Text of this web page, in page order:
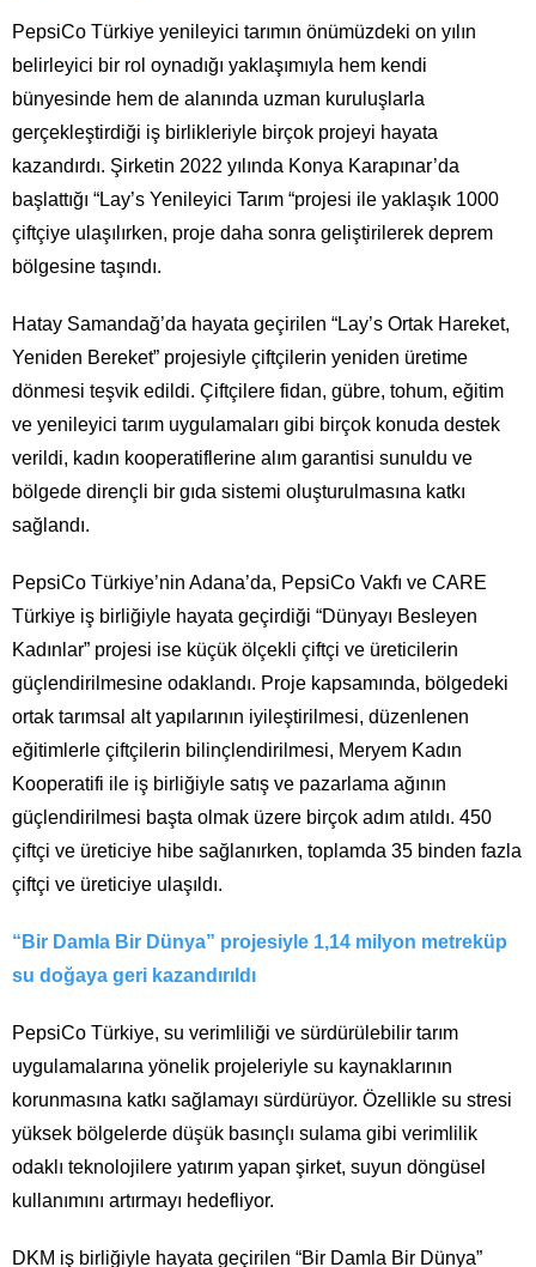
PepsiCo Türkiye yenileyici tarımın önümüzdeki on yılın
belirleyici bir rol oynadığı yaklaşımıyla hem kendi
bünyesinde hem de alanında uzman kuruluşlarla
gerçekleştirdiği iş birlikleriyle birçok projeyi hayata
kazandırdı. Şirketin 2022 yılında Konya Karapınar’da
başlattığı “Lay’s Yenileyici Tarım “projesi ile yaklaşık 1000
çiftçiye ulaşılırken, proje daha sonra geliştirilerek deprem
bölgesine taşındı.
Hatay Samandağ’da hayata geçirilen “Lay’s Ortak Hareket,
Yeniden Bereket” projesiyle çiftçilerin yeniden üretime
dönmesi teşvik edildi. Çiftçilere fidan, gübre, tohum, eğitim
ve yenileyici tarım uygulamaları gibi birçok konuda destek
verildi, kadın kooperatiflerine alım garantisi sunuldu ve
bölgede dirençli bir gıda sistemi oluşturulmasına katkı
sağlandı.
PepsiCo Türkiye’nin Adana’da, PepsiCo Vakfı ve CARE
Türkiye iş birliğiyle hayata geçirdiği “Dünyayı Besleyen
Kadınlar” projesi ise küçük ölçekli çiftçi ve üreticilerin
güçlendirilmesine odaklandı. Proje kapsamında, bölgedeki
ortak tarımsal alt yapılarının iyileştirilmesi, düzenlenen
eğitimlerle çiftçilerin bilinçlendirilmesi, Meryem Kadın
Kooperatifi ile iş birliğiyle satış ve pazarlama ağının
güçlendirilmesi başta olmak üzere birçok adım atıldı. 450
çiftçi ve üreticiye hibe sağlanırken, toplamda 35 binden fazla
çiftçi ve üreticiye ulaşıldı.
“Bir Damla Bir Dünya” projesiyle 1,14 milyon metreküp
su doğaya geri kazandırıldı
PepsiCo Türkiye, su verimliliği ve sürdürülebilir tarım
uygulamalarına yönelik projeleriyle su kaynaklarının
korunmasına katkı sağlamayı sürdürüyor. Özellikle su stresi
yüksek bölgelerde düşük basınçlı sulama gibi verimlilik
odaklı teknolojilere yatırım yapan şirket, suyun döngüsel
kullanımını artırmayı hedefliyor.
DKM iş birliğiyle hayata geçirilen “Bir Damla Bir Dünya”